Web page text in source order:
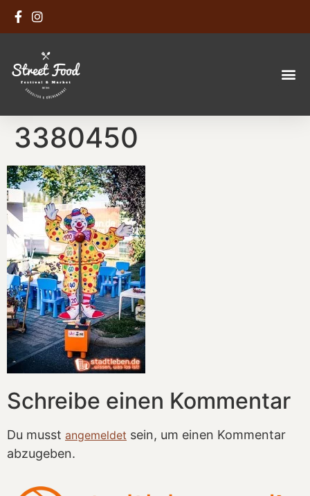
3380450
Schreibe einen Kommentar
Du musst angemeldet sein, um einen Kommentar
abzugeben.